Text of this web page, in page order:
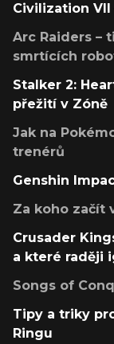
Civilization
Arc Raiders –
smrtících
Stalker 2:
přežití v Zóně
Jak na
trenérů
Genshin
Za koho začít
Crusader
a které raději
Songs of
Tipy a triky
Ringu